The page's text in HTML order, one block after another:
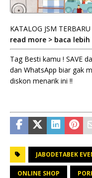
KATALOG JSM
read more > baca
Tag Besti kamu ! SAVE
dan WhatsApp biar gak
diskon menarik ini !!
JABODETABEK
ONLINE SHOP